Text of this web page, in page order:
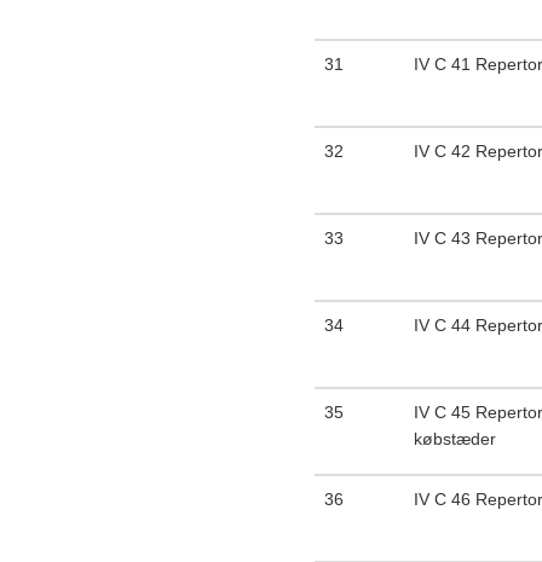
31 IV C 41
32 IV C 42
33 IV C 43
34 IV C 44
35
IV C 45
købstæder
36 IV C 46